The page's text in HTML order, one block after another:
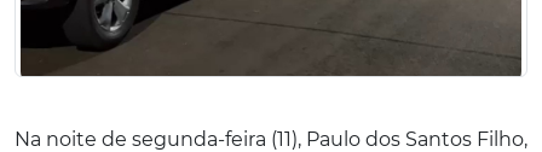
Na noite de segunda-feira (11), Paulo dos Santos Filho,